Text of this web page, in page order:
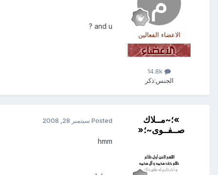
الاعضاء الفعالين
الجنس:ذكر
and u ?
»؛~مــلاك
صــفــوى~؛«
Posted سبتمبر 28, 2008
hmm